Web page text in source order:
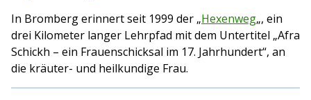
In Bromberg erinnert seit 1999 der „Hexenweg„, ein
drei Kilometer langer Lehrpfad mit dem Untertitel „Afra
Schickh – ein Frauenschicksal im 17. Jahrhundert“, an
die kräuter- und heilkundige Frau.